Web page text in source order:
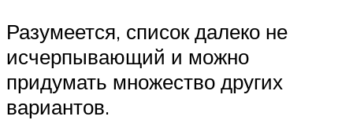
Разумеется, список далеко не
исчерпывающий и можно
придумать множество других
вариантов.